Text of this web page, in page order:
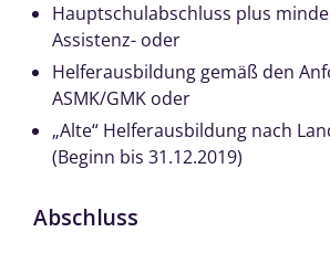
Hauptschulabschluss plus
Assistenz- oder
Helferausbildung gemäß den
ASMK/GMK oder
„Alte“ Helferausbildung nach
(Beginn bis 31.12.2019)
Abschluss